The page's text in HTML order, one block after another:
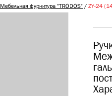
Мебельная фурнитура "TRODOS"/ZY-24